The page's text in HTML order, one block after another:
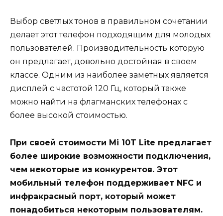
Выбор светлых тонов в правильном сочетании
делает этот телефон подходящим для молодых
пользователей. Производительность которую
он предлагает, довольно достойная в своем
классе. Одним из наиболее заметных является
дисплей с частотой 120 Гц, который также
можно найти на флагманских телефонах с
более высокой стоимостью.
При своей стоимости Mi 10T Lite предлагает
более широкие возможности подключения,
чем некоторые из конкурентов. Этот
мобильный телефон поддерживает NFC и
инфракрасный порт, который может
понадобиться некоторым пользователям.